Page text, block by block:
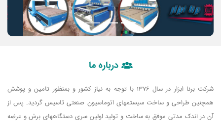
درباره ما
شرکت برنا ابزار در سال 1376 با توجه به نیاز کشور و بمنظور تامین و پوشش
همچنین طراحی و ساخت سیستمهای اتوماسیون صنعتی تاسیس گردید. پس از
آن در اندک مدتی موفق به ساخت و تولید اولین سری دستگاههای برش و عرضه